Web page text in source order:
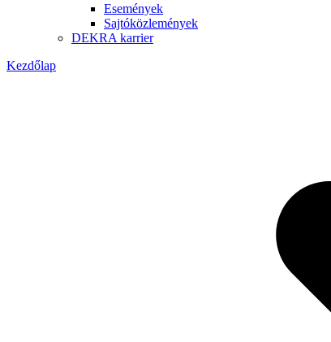
Események
Sajtóközlemények
DEKRA karrier
Kezdőlap